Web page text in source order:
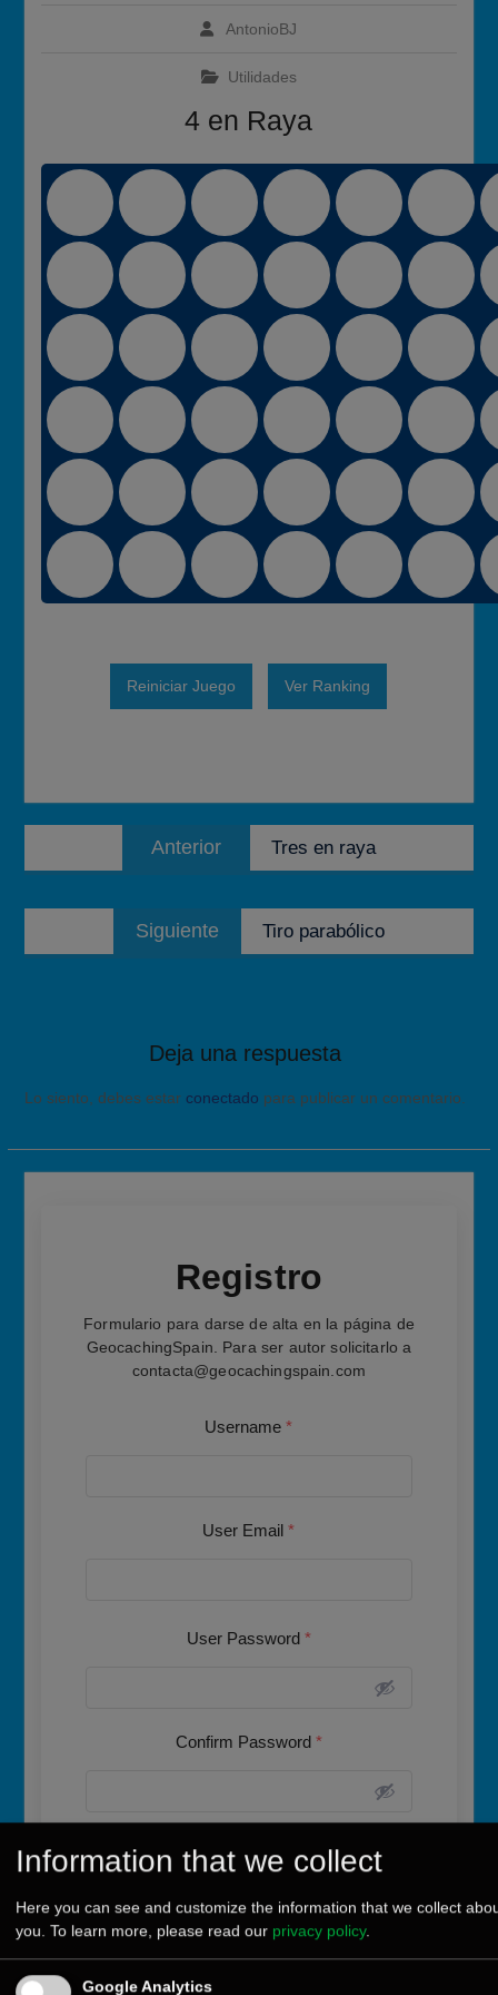
Cómo Vivir la Magia del
del 12 de Agosto
AntonioBJ
Utilidades
4 en Raya
Reiniciar Juego Ver Ranking
Navegación
Anterior
anterior:
Tres en raya
Siguiente
siguiente:
Tiro parabólico
Deja una respuesta
Lo siento, debes estar conectado para publicar un comentario.
Registro
Formulario para darse de alta en la página de
GeocachingSpain. Para ser autor solicitarlo a
contacta@geocachingspain.com
Username*
User Email*
User Password *
Confirm Password *
Information that we collect
Here you can see and customize the information that we collect
you. To learn more, please read our privacy policy.
Google Analytics